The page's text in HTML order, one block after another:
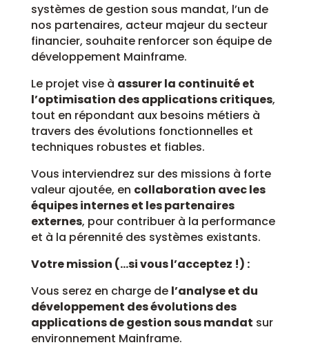
systèmes de gestion sous mandat, l’un de
nos partenaires, acteur majeur du secteur
financier, souhaite renforcer son équipe de
développement Mainframe.
Le projet vise à assurer la continuité et
l’optimisation des applications critiques,
tout en répondant aux besoins métiers à
travers des évolutions fonctionnelles et
techniques robustes et fiables.
Vous interviendrez sur des missions à forte
valeur ajoutée, en collaboration avec les
équipes internes et les partenaires
externes, pour contribuer à la performance
et à la pérennité des systèmes existants.
Votre mission (…si vous l’acceptez !) :
Vous serez en charge de l’analyse et du
développement des évolutions des
applications de gestion sous mandat sur
environnement Mainframe.